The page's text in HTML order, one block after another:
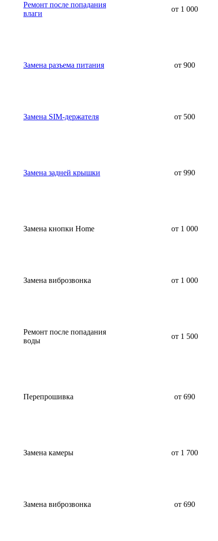
Ремонт после попадания
влаги
от 1 000
Замена разъема питания от 900
Замена SIM-держателя от 500
Замена задней крышки от 990
Замена кнопки Home от 1 000
Замена виброзвонка от 1 000
Ремонт после попадания
воды
от 1 500
Перепрошивка от 690
Замена камеры от 1 700
Замена виброзвонка от 690